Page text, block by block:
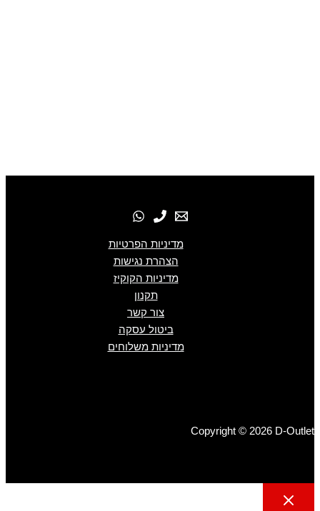
מדיניות הפרטיות
הצהרת נגישות
מדיניות הקוקיז
תקנון
צור קשר
ביטול עסקה
מדיניות משלוחים
Copyright © 2026 D-Outlet